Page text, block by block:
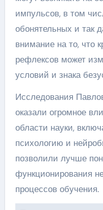
импульсов, в том
обонятельных и так
внимание на то, что
рефлексов может
условий и знака
Исследования
оказали огромное
области науки,
психологию и
позволили лучше
функционирования
процессов обучения.